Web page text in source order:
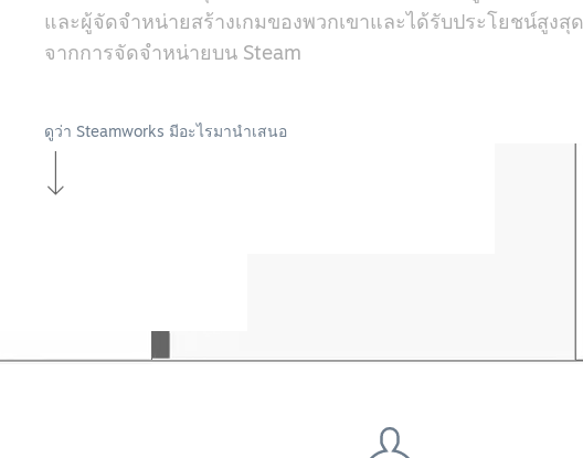
และผู้จัดจำหน่ายสร้างเกมของพวกเขาและได้รับประโยชน์สูงสุด
จากการจัดจำหน่ายบน Steam
ดูว่า Steamworks มีอะไรมานำเสนอ